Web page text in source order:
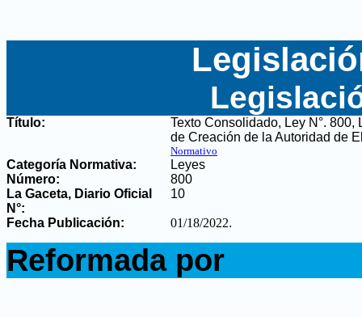
Título:
Texto Consolidado, Ley N°.
de Creación de la Autoridad de
Normativo
Categoría Normativa:
Leyes
Número:
800
La Gaceta, Diario Oficial
N°:
10
Fecha Publicación: 01/18/2022.
Reformada por